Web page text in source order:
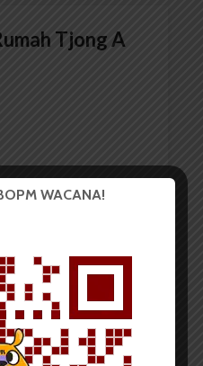
Tjong A
WACANA!